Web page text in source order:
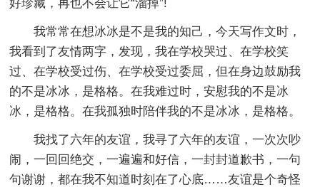
好珍藏，再也不会让它“溜掉”!
我常常在想冰冰是不是我的知己，今天写作文时，
我看到了友情两字，发现，我在学校哭过、在学校笑
过、在学校受过伤、在学校受过委屈，但在身边鼓励我
的不是冰冰，是格格。在我难过时，安慰我的不是冰
冰，是格格。在我孤独时陪伴我的不是冰冰，是格格。
我找了六年的友谊，我寻了六年的友谊，一次次吵
闹，一回回绝交，一遍遍和好信，一封封道歉书，一句
句谢谢，都在我不知道时刻在了心底……友谊是个奇怪